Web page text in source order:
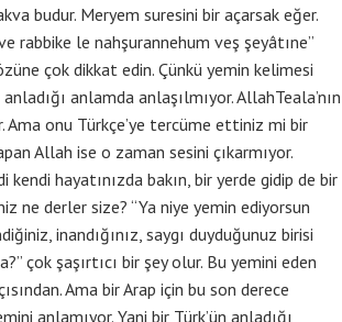
budur. Meryem suresini bir açarsak eğer.
rabbike le nahşurannehum veş şeyâtıne”
çok dikkat edin. Çünkü yemin kelimesi
anlamda anlaşılmıyor. AllahTeala’nın
Ama onu Türkçe’ye tercüme ettiniz mi bir
Allah ise o zaman sesini çıkarmıyor.
kendi hayatınızda bakın, bir yerde gidip de bir
ne derler size? “Ya niye yemin ediyorsun
inandığınız, saygı duyduğunuz birisi
çok şaşırtıcı bir şey olur. Bu yemini eden
Ama bir Arap için bu son derece
anlamıyor. Yani bir Türk’ün anladığı